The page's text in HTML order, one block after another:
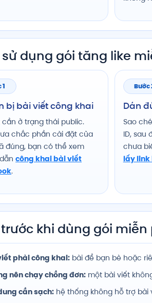
dụng gói tăng like
bị bài viết công khai
cần ở trạng thái public.
chắc phần cài đặt của
đúng, bạn có thể xem
công khai bài viết
.
Bước
Dán
Sao
ID, sau
chưa
lấy link
trước khi dùng gói miễn
phải công khai: bài để bạn bè hoặc
nên chạy chồng đơn: một bài viết
cần sạch: hệ thống không hỗ trợ